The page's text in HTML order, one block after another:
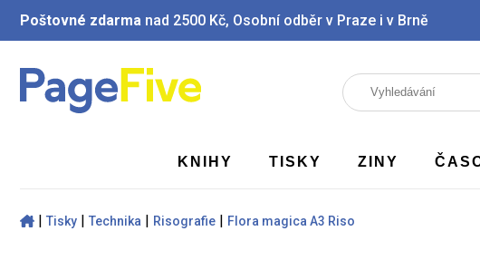
Poštovné zdarma nad 2500 Kč, Osobní odběr v Praze i v Brně
KNIHY TISKY ZINY
| Tisky| Technika| Risografie| Flora magica A3 Riso